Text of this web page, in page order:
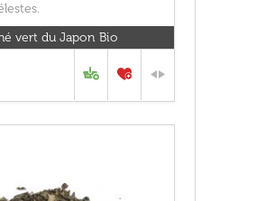
vert du Japon Bio